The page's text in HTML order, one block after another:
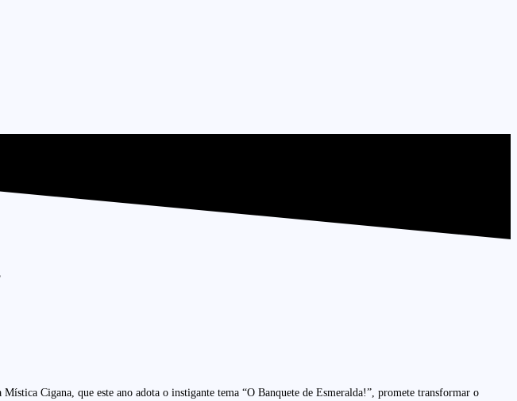
Cigana, que este ano adota o instigante tema “O Banquete de Esmeralda!”, promete transformar o